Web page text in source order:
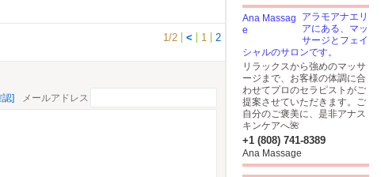
1/2 < 1 2
認] メールアドレス
アラモアナエリ
アにある、マッ
サージとフェイ
シャルのサロンです。
リラックスから強めのマッサ
ージまで、お客様の体調に合
わせてプロのセラピストがご
提案させていただきます。ご
自分のご褒美に、是非アナス
キンケアへ🌺
+1 (808) 741-8389
Ana Massage